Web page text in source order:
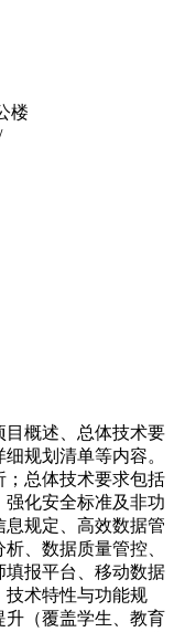
楼
目概述、总体技术要
规划清单等内容。
；总体技术要求包括
化安全标准及非功
规定、高效数据管
、数据质量管控、
填报平台、移动数据
技术特性与功能规
升（覆盖学生、教育